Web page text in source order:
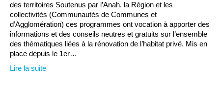
des territoires Soutenus par l’Anah, la Région et les
collectivités (Communautés de Communes et
d’Agglomération) ces programmes ont vocation à apporter des
informations et des conseils neutres et gratuits sur l’ensemble
des thématiques liées à la rénovation de l’habitat privé. Mis en
place depuis le 1er…
Lire la suite